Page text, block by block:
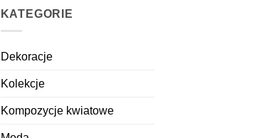
KATEGORIE
Dekoracje
Kolekcje
Kompozycje kwiatowe